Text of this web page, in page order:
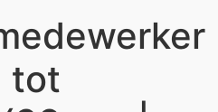
tot